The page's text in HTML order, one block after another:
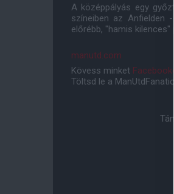
A középpályás egy
színeiben az Anfielden
előrébb, "hamis
manutd.com
Kövess minket
Töltsd le a